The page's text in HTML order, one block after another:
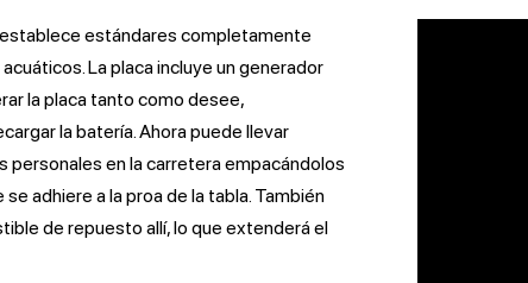
estándares completamente
La placa incluye un generador
la placa tanto como desee,
la batería. Ahora puede llevar
en la carretera empacándolos
adhiere a la proa de la tabla. También
de repuesto allí, lo que extenderá el